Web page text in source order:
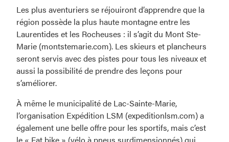
Ça
l’hiver!
Les plus aventuriers se réjouiront d’apprendre que la
région possède la plus haute montagne entre les
Laurentides et les Rocheuses : il s’agit du Mont Ste-
Marie (montstemarie.com). Les skieurs et plancheurs
seront servis avec des pistes pour tous les niveaux et
aussi la possibilité de prendre des leçons pour
s’améliorer.
À même le municipalité de Lac-Sainte-Marie,
l’organisation Expédition LSM (expeditionlsm.com) a
également une belle offre pour les sportifs, mais c’est